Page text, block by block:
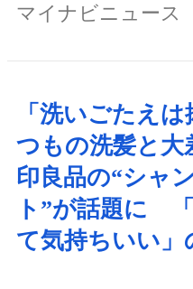
マイナビニュース
「洗いごたえ
つもの洗髪と大
印良品の“シャ
ト”が話題に
て気持ちいい」